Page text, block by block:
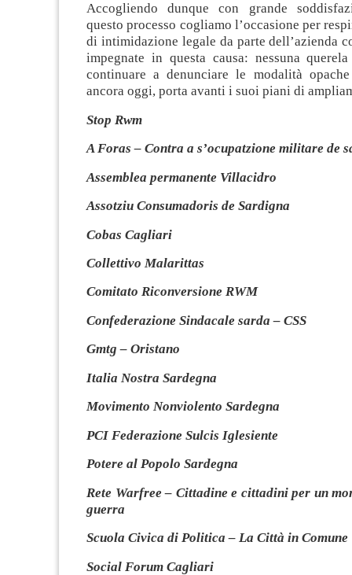
Accogliendo dunque con grande
questo processo cogliamo l’occasione per
di intimidazione legale da parte dell’azienda
impegnate in questa causa: nessuna
continuare a denunciare le modalità
ancora oggi, porta avanti i suoi piani di
Stop Rwm
A Foras – Contra a s’ocupatzione militare de
Assemblea permanente Villacidro
Assotziu Consumadoris de Sardigna
Cobas Cagliari
Collettivo Malarittas
Comitato Riconversione RWM
Confederazione Sindacale sarda – CSS
Gmtg – Oristano
Italia Nostra Sardegna
Movimento Nonviolento Sardegna
PCI Federazione Sulcis Iglesiente
Potere al Popolo Sardegna
Rete Warfree – Cittadine e cittadini per un
guerra
Scuola Civica di Politica – La Città in Comune
Social Forum Cagliari